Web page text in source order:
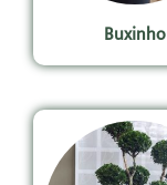
Buxinho